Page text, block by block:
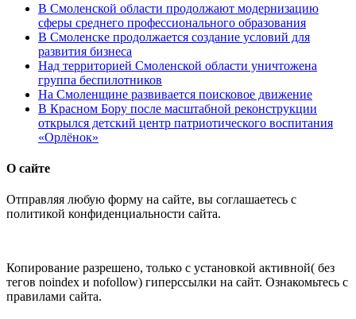
В Смоленской области продолжают модернизацию
сферы среднего профессионального образования
В Смоленске продолжается создание условий для
развития бизнеса
Над территорией Смоленской области уничтожена
группа беспилотников
На Смоленщине развивается поисковое движение
В Красном Бору после масштабной реконструкции
открылся детский центр патриотического воспитания
«Орлёнок»
О сайте
Отправляя любую форму на сайте, вы соглашаетесь с
политикой конфиденциальности сайта.
Копирование разрешено, только с установкой активной( без
тегов noindex и nofollow) гиперссылки на сайт. Ознакомьтесь с
правилами сайта.